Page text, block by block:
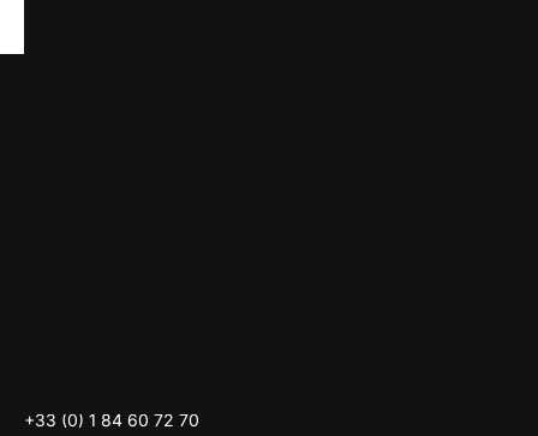
+33 (0) 1 84 60 72 70